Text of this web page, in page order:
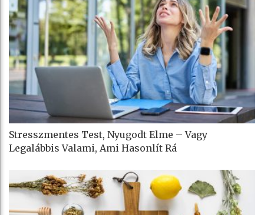
Stresszmentes Test, Nyugodt Elme – Vagy
Legalábbis Valami, Ami Hasonlít Rá